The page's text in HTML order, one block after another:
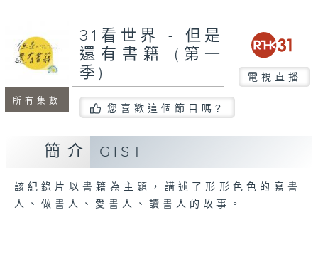
所有集數
31看世界 - 但是
還有書籍 (第一
季)
電視直播
您喜歡這個節目嗎?
簡介 GIST
該紀錄片以書籍為主題，講述了形形色色的寫書
人、做書人、愛書人、讀書人的故事。